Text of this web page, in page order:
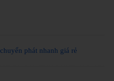
chuyển phát nhanh giá rẻ